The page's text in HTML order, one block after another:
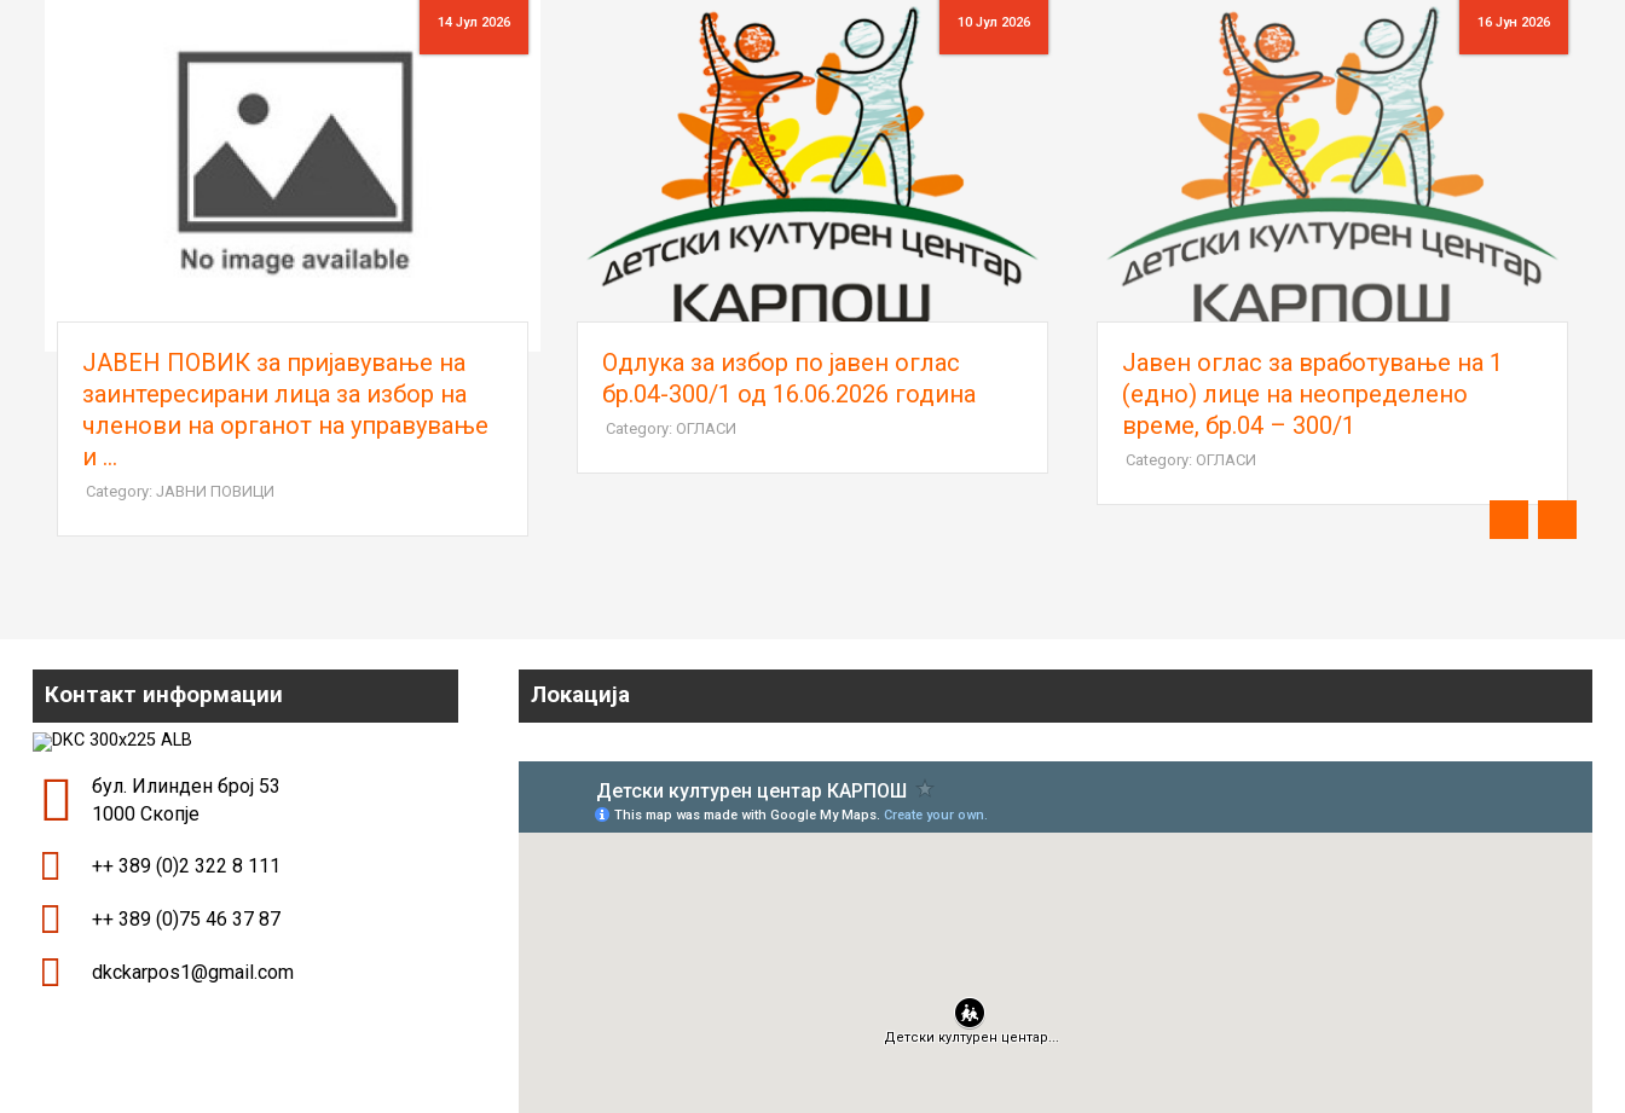
14 Јул 2026
ЈАВЕН ПОВИК за пријавување на
заинтересирани лица за избор на
членови на органот на управување
и ...
Category: ЈАВНИ ПОВИЦИ
10 Јул 2026
Oдлука за избор по јавен оглас
бр.04-300/1 од 16.06.2026 година
Category: ОГЛАСИ
16 Јун 2026
Јавен оглас за вработување на 1
(едно) лице на неопределено
време, бр.04 – 300/1
Category: ОГЛАСИ
Контакт информации
бул. Илинден број 53
1000 Скопје
++ 389 (0)2 322 8 111
++ 389 (0)75 46 37 87
dkckarpos1@gmail.com
Локација